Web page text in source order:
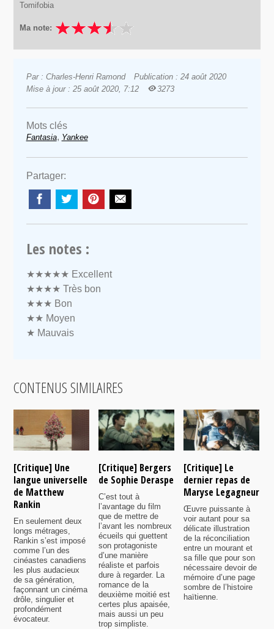
Tomifobia
Ma note:
Par : Charles-Henri Ramond
Publication : 24 août 2020
Mise à jour : 25 août 2020, 7:12
3273
Mots clés
Fantasia, Yankee
Partager:
Les notes :
★★★★★ Excellent
★★★★ Très bon
★★★ Bon
★★ Moyen
★ Mauvais
CONTENUS SIMILAIRES
[Critique] Une
langue universelle
de Matthew
Rankin
En seulement deux
longs métrages,
Rankin s’est imposé
comme l’un des
cinéastes canadiens
les plus audacieux
de sa génération,
façonnant un cinéma
drôle, singulier et
profondément
évocateur.
[Critique] Bergers
de Sophie Deraspe
C’est tout à
l’avantage du film
que de mettre de
l’avant les nombreux
écueils qui guettent
son protagoniste
d’une manière
réaliste et parfois
dure à regarder. La
romance de la
deuxième moitié est
certes plus apaisée,
mais aussi un peu
trop simpliste.
[Critique] Le
dernier repas de
Maryse Legagneur
Œuvre puissante à
voir autant pour sa
délicate illustration
de la réconciliation
entre un mourant et
sa fille que pour son
nécessaire devoir de
mémoire d’une page
sombre de l’histoire
haïtienne.